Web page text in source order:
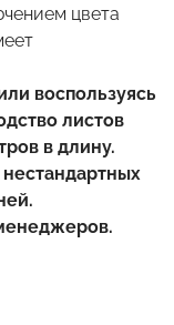
цвета
воспользуясь
листов
в длину.